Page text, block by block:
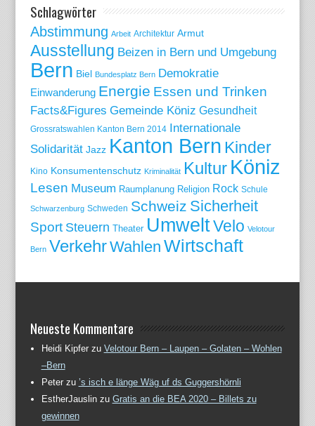
Schlagwörter
Abstimmung Arbeit Architektur Armut
Ausstellung Beizen in Bern und Umgebung
Bern Biel Bundesplatz Bern Demokratie
Einwanderung Energie Essen und Trinken
Facts&Figures Gemeinde Köniz Gesundheit
Grossratswahlen Kanton Bern 2014 Internationale
Solidarität Jazz Kanton Bern Kinder
Kino Konsumentenschutz Kriminalität Kultur Köniz
Lesen Museum Raumplanung Religion Rock Schule
Schwarzenburg Schweden Schweiz Sicherheit
Sport Steuern Theater UmweltVelo Velotour
Bern VerkehrWahlen Wirtschaft
Neueste Kommentare
Heidi Kipferzu Velotour Bern – Laupen – Golaten – Wohlen
–Bern
Peterzu ’s isch e länge Wäg uf ds Guggershörnli
EstherJauslinzu Gratis an die BEA 2020 – Billets zu
gewinnen